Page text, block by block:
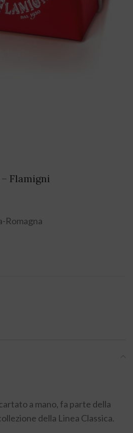
Flamigni
Romagna
a mano, fa parte della
della Linea Classica.